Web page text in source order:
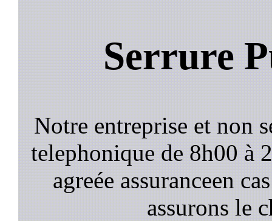
Serrure
Notre entreprise et non
telephonique de 8h00 à
agreée assuranceen
assurons le